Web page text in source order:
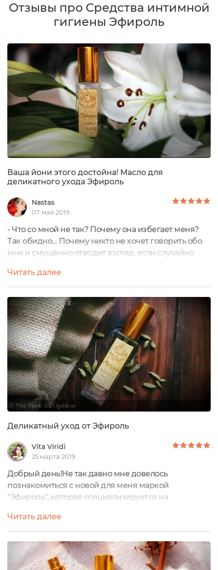
Отзывы про Средства интимной
гигиены Эфироль
Ваша йони этого достойна! Масло для
деликатного ухода Эфироль
Nastas
07 мая 2019
- Что со мной не так? Почему она избегает меня?
Так обидно... Почему никто не хочет говорить обо
мне и смущённо отводит взгляд, если случайно
хохочет и оскорбляет самыми неприятными
словами, это ещё хуже. Почему ей так сложно
произносить моё имя, и слова застывают у неё на
языке? Она меня не любит... А я просто тоже хочу
заботы и любви. Я такая же часть...
Читать далее
Деликатный уход от Эфироль
Vita Viridi
25 марта 2019
Добрый день!Не так давно мне довелось
познакомиться с новой для меня маркой
"Эфироль", которая специализируется на
качественный уход , но и полноценную
ароматерапию! И я с этим, пожалуй, соглашусь)Я
вообще поклонница всевозможных масел! Лично
мне пользоваться ими как-то интереснее, чем
кремами, молочком и т.д. Я уже 6 лет как
Читать далее